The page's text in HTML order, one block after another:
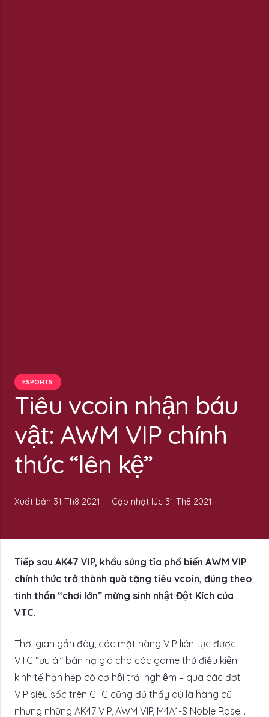
ESPORTS
Tiêu vcoin nhận báu
vật: AWM VIP chính
thức “lên kệ”
Xuất bản 31 Th8 2021 Cập nhật lúc 31 Th8 2021
Tiếp sau AK47 VIP, khẩu súng tỉa phổ biến AWM VIP
chính thức trở thành quà tặng tiêu vcoin, đúng theo
tinh thần “chơi lớn” mừng sinh nhật Đột Kích của
VTC.
Thời gian gần đây, các mặt hàng VIP liên tục được
VTC “ưu ái” bán hạ giá cho các game thủ điều kiện
kinh tế hạn hẹp có cơ hội trải nghiệm – qua các đợt
VIP siêu sốc trên CFC cũng đủ thấy dù là hàng cũ
nhưng những AK47 VIP, AWM VIP, M4A1-S Noble Rose…